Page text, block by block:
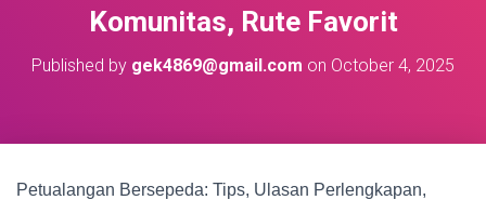
Komunitas, Rute Favorit
Published by gek4869@gmail.com on October 4, 2025
Petualangan Bersepeda: Tips, Ulasan Perlengkapan,